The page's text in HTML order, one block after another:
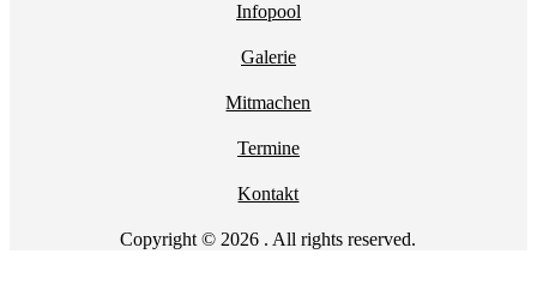
Infopool
Galerie
Mitmachen
Termine
Kontakt
Copyright © 2026 . All rights reserved.